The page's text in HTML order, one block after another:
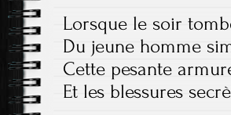
Lorsque le soir
Du jeune homme
Cette pesante
Et les blessures